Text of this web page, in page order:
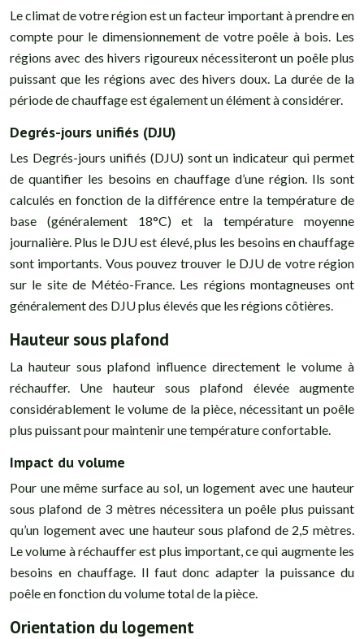
Le climat de votre région est un facteur important à prendre en
compte pour le dimensionnement de votre poêle à bois. Les
régions avec des hivers rigoureux nécessiteront un poêle plus
puissant que les régions avec des hivers doux. La durée de la
période de chauffage est également un élément à considérer.
Degrés-jours unifiés (DJU)
Les Degrés-jours unifiés (DJU) sont un indicateur qui permet
de quantifier les besoins en chauffage d’une région. Ils sont
calculés en fonction de la différence entre la température de
base (généralement 18°C) et la température moyenne
journalière. Plus le DJU est élevé, plus les besoins en chauffage
sont importants. Vous pouvez trouver le DJU de votre région
sur le site de Météo-France. Les régions montagneuses ont
généralement des DJU plus élevés que les régions côtières.
Hauteur sous plafond
La hauteur sous plafond influence directement le volume à
réchauffer. Une hauteur sous plafond élevée augmente
considérablement le volume de la pièce, nécessitant un poêle
plus puissant pour maintenir une température confortable.
Impact du volume
Pour une même surface au sol, un logement avec une hauteur
sous plafond de 3 mètres nécessitera un poêle plus puissant
qu’un logement avec une hauteur sous plafond de 2,5 mètres.
Le volume à réchauffer est plus important, ce qui augmente les
besoins en chauffage. Il faut donc adapter la puissance du
poêle en fonction du volume total de la pièce.
Orientation du logement